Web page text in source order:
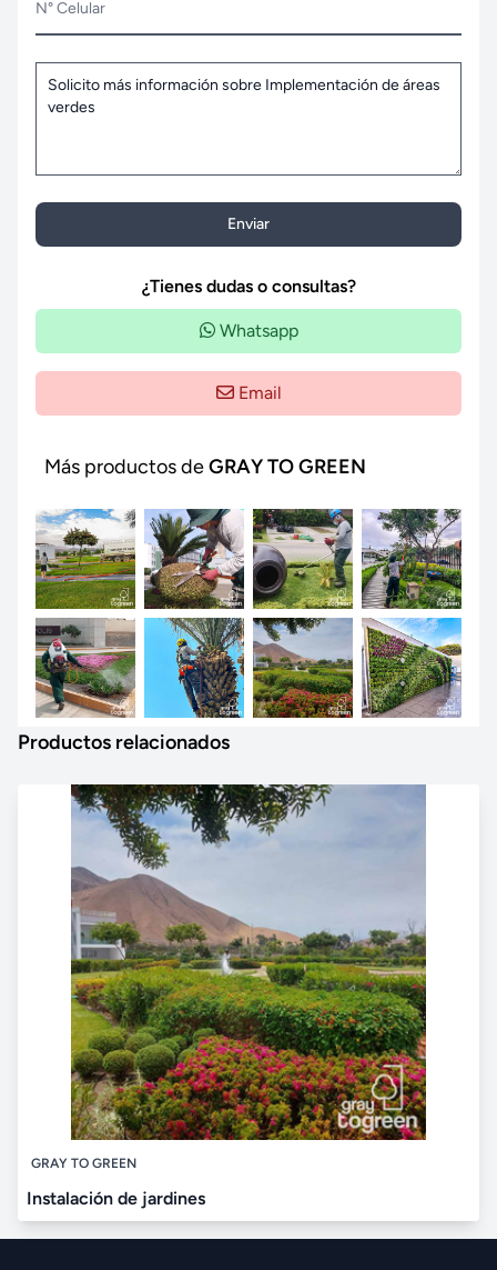
N° Celular
Enviar
¿Tienes dudas o consultas?
Whatsapp
Email
Más productos deGRAY TO GREEN
Productos relacionados
GRAY TO GREEN
Instalación de jardines